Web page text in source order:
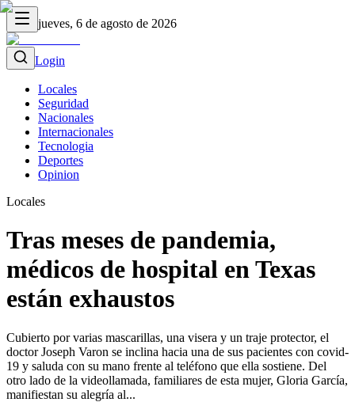
jueves, 6 de agosto de 2026
Login
Locales
Seguridad
Nacionales
Internacionales
Tecnologia
Deportes
Opinion
Locales
Tras meses de pandemia,
médicos de hospital en Texas
están exhaustos
Cubierto por varias mascarillas, una visera y un traje protector, el
doctor Joseph Varon se inclina hacia una de sus pacientes con covid-
19 y saluda con su mano frente al teléfono que ella sostiene. Del
otro lado de la videollamada, familiares de esta mujer, Gloria García,
manifiestan su alegría al...